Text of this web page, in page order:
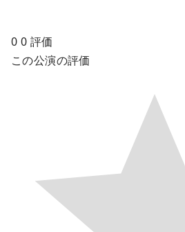
0 0 評価
この公演の評価